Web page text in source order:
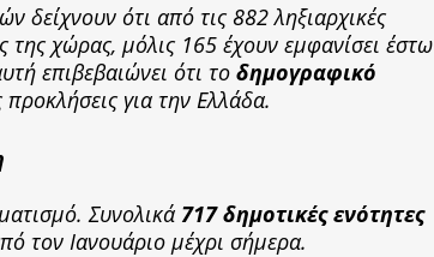
δείχνουν ότι από τις 882 ληξιαρχικές
της χώρας, μόλις 165 έχουν εμφανίσει έστω
επιβεβαιώνει ότι το δημογραφικό
για την Ελλάδα.
Συνολικά 717 δημοτικές ενότητες
τον Ιανουάριο μέχρι σήμερα.